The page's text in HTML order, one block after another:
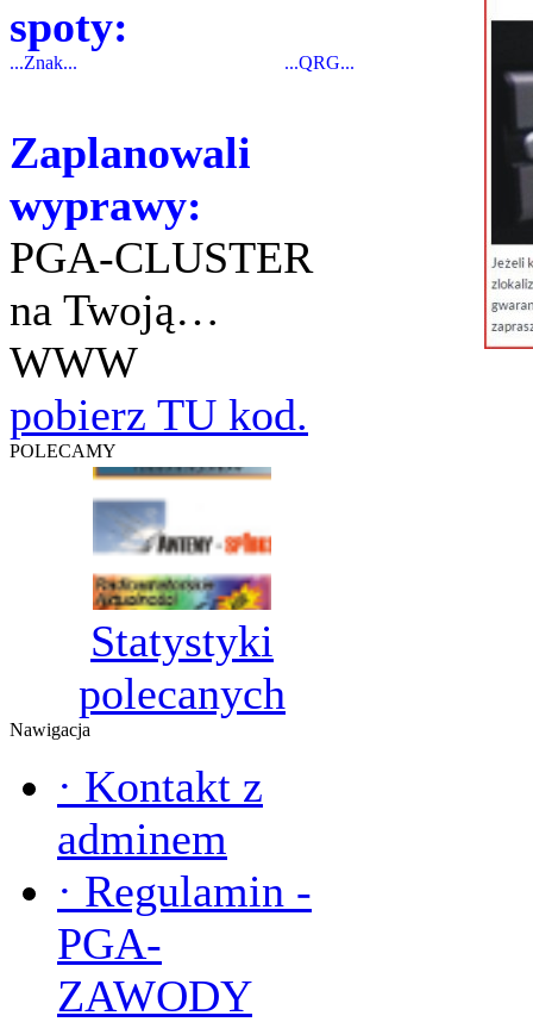
spoty:
...Znak... ...QRG...
Zaplanowali
wyprawy:
PGA-CLUSTER
na Twoją…
WWW
pobierz TU kod.
POLECAMY
Statystyki
polecanych
Nawigacja
· Kontakt z
adminem
· Regulamin -
PGA-
ZAWODY